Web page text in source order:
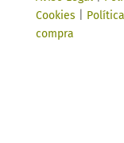
Cookies
compra